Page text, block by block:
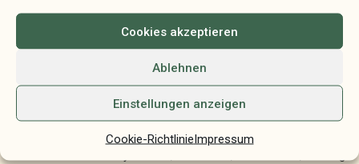
Cookies akzeptieren
Ablehnen
Einstellungen anzeigen
Cookie-RichtlinieImpressum
Nähe eines Sees zu verbringen, mit ganz eigenen Aktivitäten,
unabhängig von den Jüngeren. Anschließend stießen sie zum
einer Party am vorletzten Tag und der Talentshow zum
Abschluss. Es war wahnsinnig schön zu sehen, was die
Chanichim*ot alles vorbereitet hatten und präsentieren wollten.